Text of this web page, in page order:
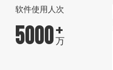
软件使用人次
5000+
万